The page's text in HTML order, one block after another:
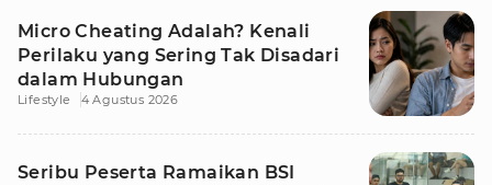
Micro Cheating Adalah? Kenali
Perilaku yang Sering Tak Disadari
dalam Hubungan
Lifestyle 4 Agustus 2026
Seribu Peserta Ramaikan BSI